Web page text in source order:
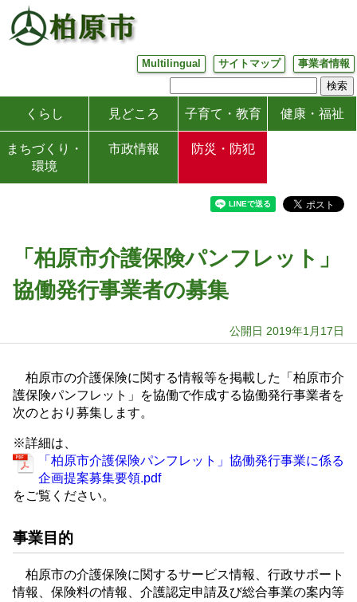
Multilingual サイトマップ 事業者情報
くらし 見どころ 子育て・教育 健康・福祉
まちづくり・
環境
市政情報 防災・防犯
「柏原市介護保険パンフレット」
協働発行事業者の募集
公開日 2019年1月17日
柏原市の介護保険に関する情報等を掲載した「柏原市介
護保険パンフレット」を協働で作成する協働発行事業者を
次のとおり募集します。
※詳細は、
「柏原市介護保険パンフレット」協働発行事業に係る
企画提案募集要領.pdf
をご覧ください。
事業目的
柏原市の介護保険に関するサービス情報、行政サポート
情報、保険料の情報、介護認定申請及び総合事業の案内等